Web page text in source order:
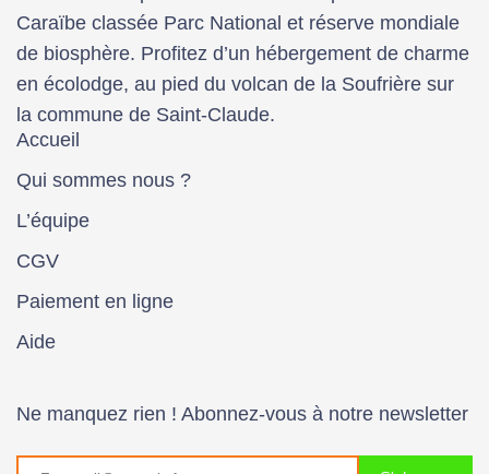
Caraïbe classée Parc National et réserve mondiale
de biosphère. Profitez d’un hébergement de charme
en écolodge, au pied du volcan de la Soufrière sur
la commune de Saint-Claude.
Accueil
Qui sommes nous ?
L’équipe
CGV
Paiement en ligne
Aide
Ne manquez rien ! Abonnez-vous à notre newsletter